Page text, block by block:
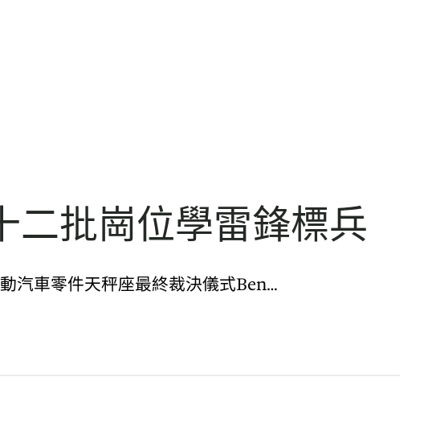
二批崗位學雷鋒標兵
汽車零件天秤座最終裁決儀式Ben…